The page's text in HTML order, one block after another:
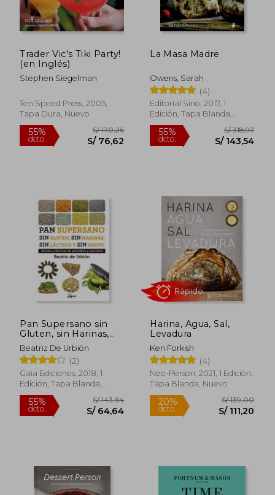
dcto. S/ 72,19
55%
dcto.
Trader Vic's Tiki Party!
(en Inglés)
Stephen Siegelman
Ten Speed Press, 2005,
Tapa Dura, Nuevo
55%
dcto.
S/ 170,26
S/ 76,62
La Masa Madre
Owens, Sarah
(4)
Editorial Sirio, 2017, 1
Edición, Tapa Blanda,
Nuevo
dcto. S/
Pan Supersano sin
Gluten, sin Harinas,
sin Lácteos y sin
Huevo: Recetas y
Técnicas de Panadería
y Repostería
(Nutrición y Salud)
Beatriz De Urbión
(2)
Gaia Ediciones, 2018, 1
Edición, Tapa Blanda,
Nuevo
Harina, Agua, Sal,
Levadura
Ken Forkish
(4)
Neo-Person, 2021, 1 Edición,
Tapa Blanda, Nuevo